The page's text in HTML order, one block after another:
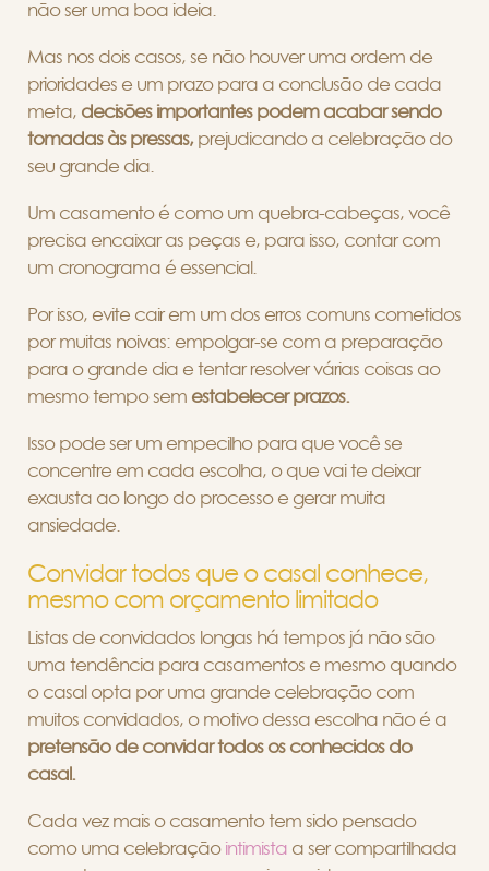
não ser uma boa ideia.
Mas nos dois casos, se não houver uma ordem de
prioridades e um prazo para a conclusão de cada
meta, decisões importantes podem acabar sendo
tomadas às pressas, prejudicando a celebração do
seu grande dia.
Um casamento é como um quebra-cabeças, você
precisa encaixar as peças e, para isso, contar com
um cronograma é essencial.
Por isso, evite cair em um dos erros comuns cometidos
por muitas noivas: empolgar-se com a preparação
para o grande dia e tentar resolver várias coisas ao
mesmo tempo sem estabelecer prazos.
Isso pode ser um empecilho para que você se
concentre em cada escolha, o que vai te deixar
exausta ao longo do processo e gerar muita
ansiedade.
Convidar todos que o casal conhece,
mesmo com orçamento limitado
Listas de convidados longas há tempos já não são
uma tendência para casamentos e mesmo quando
o casal opta por uma grande celebração com
muitos convidados, o motivo dessa escolha não é a
pretensão de convidar todos os conhecidos do
casal.
Cada vez mais o casamento tem sido pensado
como uma celebração intimista a ser compartilhada